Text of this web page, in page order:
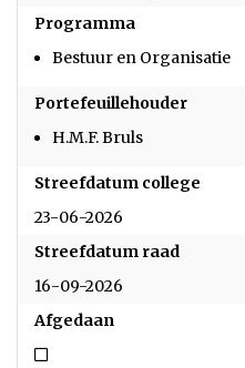
Programma
Bestuur en Organisatie
Portefeuillehouder
H.M.F. Bruls
Streefdatum college
23-06-2026
Streefdatum raad
16-09-2026
Afgedaan
Niet afgedaan